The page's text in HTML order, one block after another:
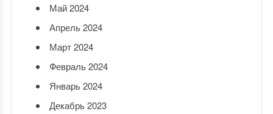
Май 2024
Апрель 2024
Март 2024
Февраль 2024
Январь 2024
Декабрь 2023